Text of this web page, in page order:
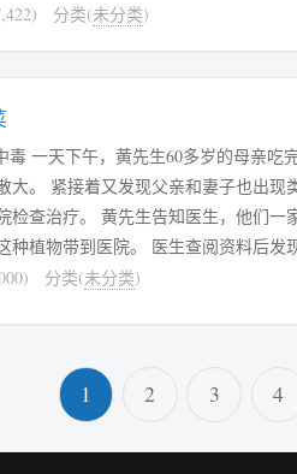
分类(未分类)
便心跳加
大。 紧接着又发现父亲和妻子也出现
检查治疗。 黄先生告知医生，他们一
种植物带到医院。 医生查阅资料后发
民喜爱食用的秋葵很相似，于是赶紧对症
分类(未分类)
1 2 3 4